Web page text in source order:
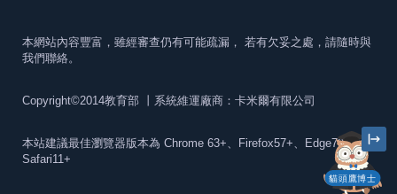
貓頭鷹博士
本網站內容豐富，雖經審查仍有可能疏漏， 若有欠妥之處，請隨時與
我們聯絡。
Copyright©2014教育部 丨系統維運廠商：卡米爾有限公司
本站建議最佳瀏覽器版本為 Chrome 63+、Firefox57+、Edge79+及
Safari11+